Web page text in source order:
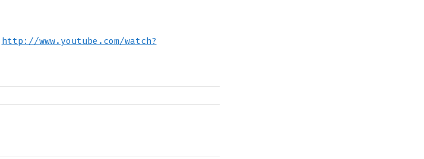
http://www.youtube.com/watch?